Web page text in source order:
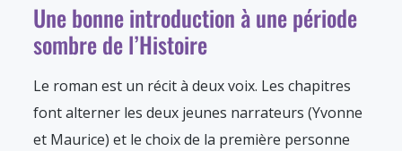
Une bonne introduction à une période
sombre de l’Histoire
Le roman est un récit à deux voix. Les chapitres
font alterner les deux jeunes narrateurs (Yvonne
et Maurice) et le choix de la première personne